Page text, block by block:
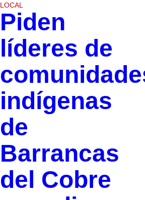
LOCAL
Piden
líderes de
indígenas
de
Barrancas
del Cobre